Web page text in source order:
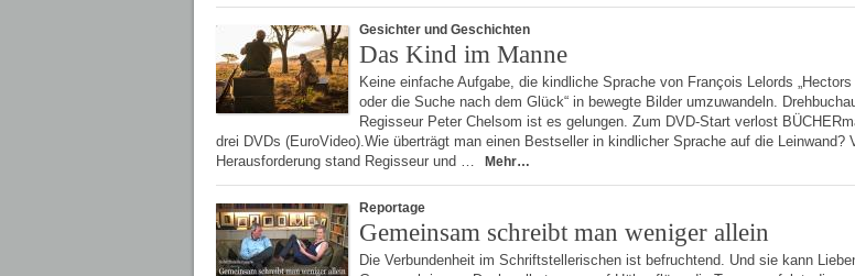
Gesichter und Geschichten
Das Kind im Manne
Keine einfache Aufgabe, die kindliche Sprache von François Lelords
oder die Suche nach dem Glück“ in bewegte Bilder umzuwandeln.
Regisseur Peter Chelsom ist es gelungen. Zum DVD-Start verlost
drei DVDs (EuroVideo).Wie überträgt man einen Bestseller in kindlicher Sprache auf die Leinwand?
Herausforderung stand Regisseur und …
Mehr…
Reportage
Gemeinsam schreibt man weniger allein
Die Verbundenheit im Schriftstellerischen ist befruchtend. Und sie kann